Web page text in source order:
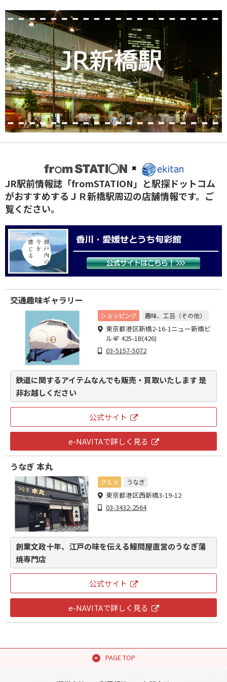
JR駅前情報誌「fromSTATION」と駅探ドットコム
がおすすめするＪＲ新橋駅周辺の店舗情報です。ご
覧ください。
交通趣味ギャラリー
ショッピング 趣味、工芸（その他）
東京都港区新橋2-16-1ニュー新橋ビ
ル4F 425-1B(426)
03-5157-5072
鉄道に関するアイテムなんでも販売・買取いたします 是
非お越しください
公式サイト
e-NAVITAで詳しく見る
うなぎ 本丸
グルメ うなぎ
東京都港区西新橋3-19-12
03-3432-2564
創業文政十年、江戸の味を伝える鰻問屋直営のうなぎ蒲
焼専門店
公式サイト
e-NAVITAで詳しく見る
PAGE TOP